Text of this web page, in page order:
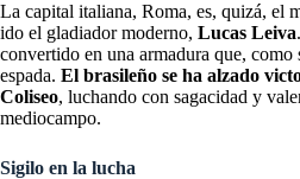
La capital italiana, Roma, es, quizá, el
ido el gladiador moderno, Lucas Leiva
convertido en una armadura que, como
espada. El brasileño se ha alzado
Coliseo, luchando con sagacidad y
mediocampo.
Sigilo en la lucha